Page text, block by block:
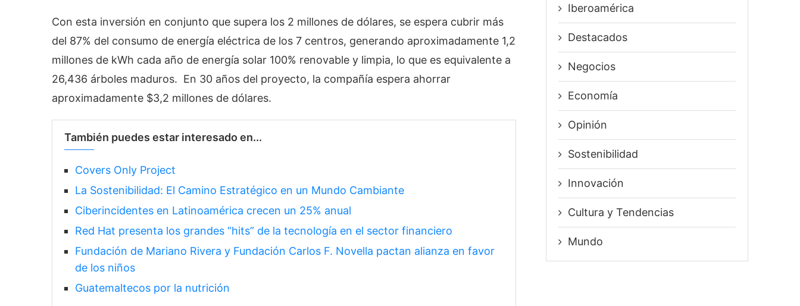
Con esta inversión en conjunto que supera los 2 millones de dólares, se espera cubrir más
del 87% del consumo de energía eléctrica de los 7 centros, generando aproximadamente 1,2
millones de kWh cada año de energía solar 100% renovable y limpia, lo que es equivalente a
26,436 árboles maduros. En 30 años del proyecto, la compañía espera ahorrar
aproximadamente $3,2 millones de dólares.
También puedes estar interesado en...
Covers Only Project
La Sostenibilidad: El Camino Estratégico en un Mundo Cambiante
Ciberincidentes en Latinoamérica crecen un 25% anual
Red Hat presenta los grandes “hits” de la tecnología en el sector financiero
Fundación de Mariano Rivera y Fundación Carlos F. Novella pactan alianza en favor
de los niños
Guatemaltecos por la nutrición
Iberoamérica
Destacados
Negocios
Economía
Opinión
Sostenibilidad
Innovación
⁠Cultura y Tendencias
Mundo